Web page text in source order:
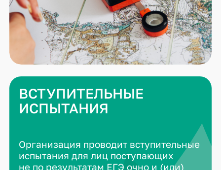
ВСТУПИТЕЛЬНЫЕ
ИСПЫТАНИЯ
Организация проводит вступительные
испытания для лиц поступающих
не по результатам ЕГЭ очно и (или)